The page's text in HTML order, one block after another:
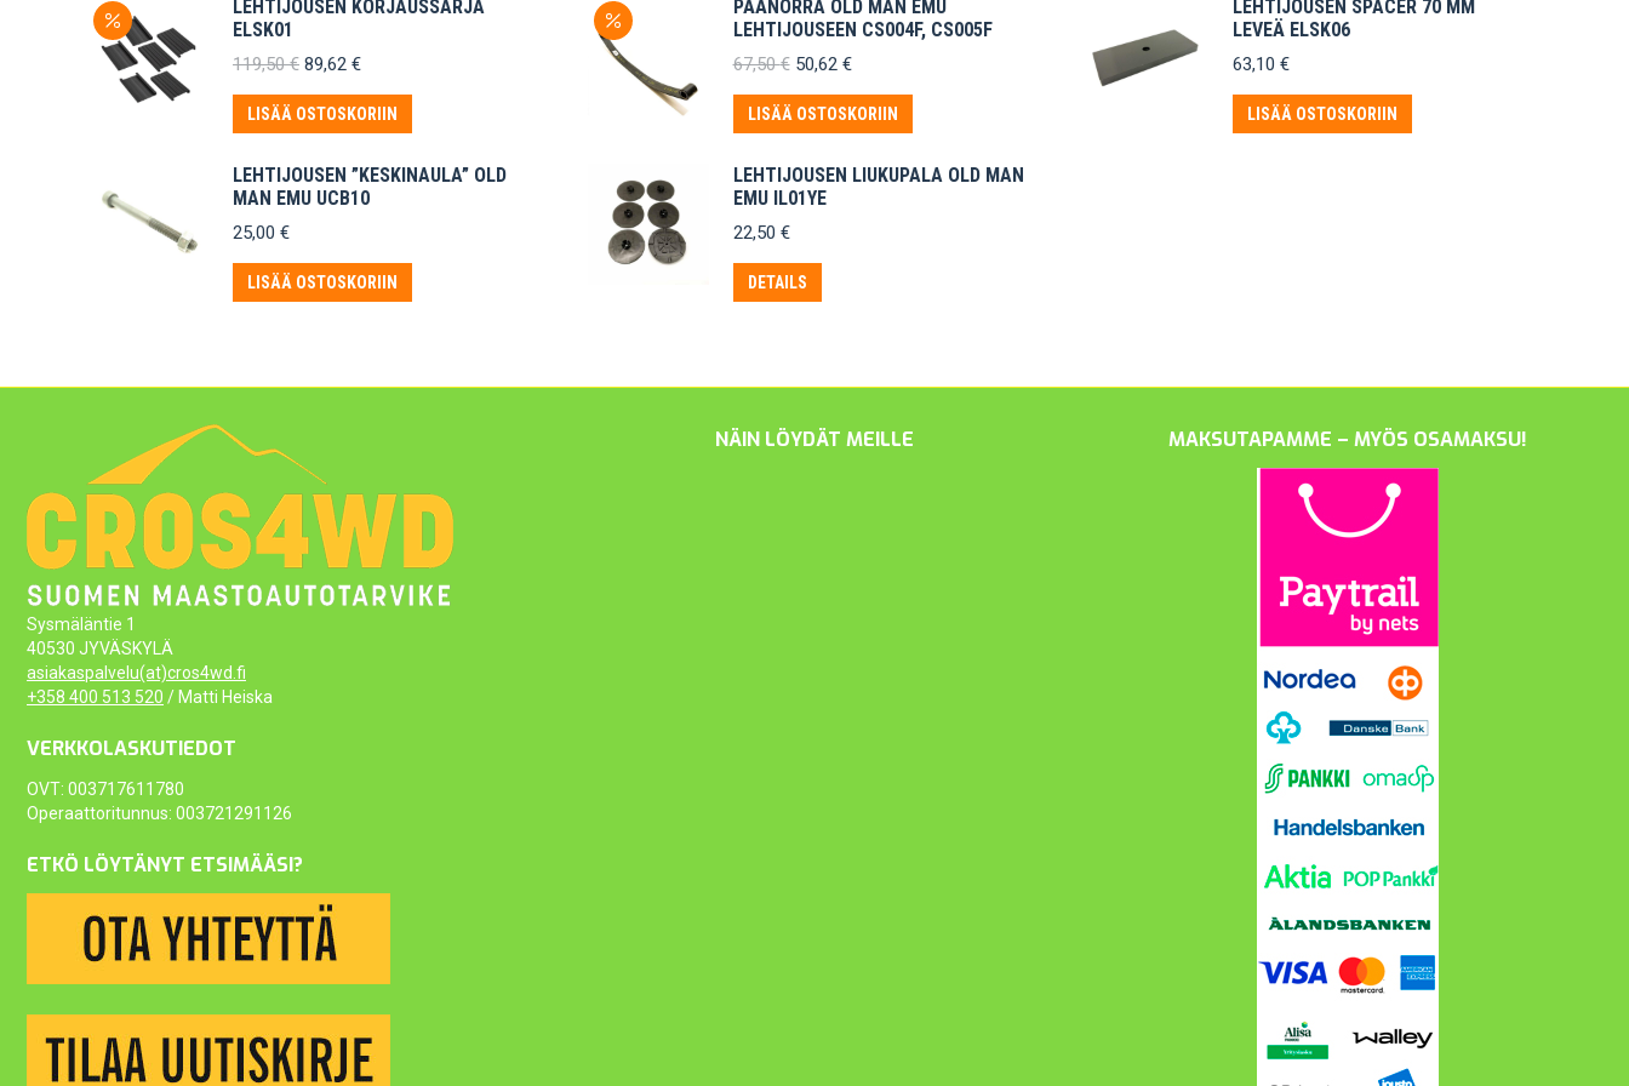
LEHTIJOUSEN KORJAUSSARJA
ELSK01
119,50€ Alkuperäinen
oli:
119,50 €.
89,62 €Nykyinen
on:
89,62 €.
LISÄÄ OSTOSKORIIN
PÄÄNORRA OLD MAN EMU
LEHTIJOUSEEN CS004F, CS005F
67,50€ Alkuperäinen
oli:
67,50 €.
50,62 €Nykyinen
on:
50,62 €.
LISÄÄ OSTOSKORIIN
LEHTIJOUSEN SPACER 70 MM
LEVEÄ ELSK06
63,10 €
LISÄÄ OSTOSKORIIN
LEHTIJOUSEN ”KESKINAULA” OLD
MAN EMU UCB10
25,00 €
LISÄÄ OSTOSKORIIN
LEHTIJOUSEN LIUKUPALA OLD MAN
EMU IL01YE
22,50 €
DETAILS
Sysmäläntie 1
40530 JYVÄSKYLÄ
asiakaspalvelu(at)cros4wd.fi
+358 400 513 520 / Matti Heiska
VERKKOLASKUTIEDOT
OVT: 003717611780
Operaattoritunnus: 003721291126
ETKÖ LÖYTÄNYT ETSIMÄÄSI?
NÄIN LÖYDÄT MEILLE MAKSUTAPAMME – MYÖS OSAMAKSU!